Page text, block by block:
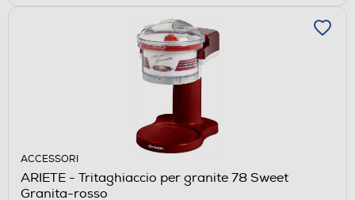
ACCESSORI
ARIETE - Tritaghiaccio per granite 78 Sweet
Granita-rosso